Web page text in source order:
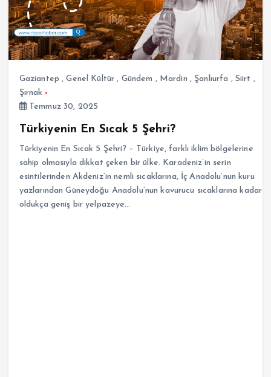
Gaziantep ,Genel Kültür , Gündem , Mardin , Şanlıurfa , Siirt ,
Şırnak
Temmuz 30, 2025
Türkiyenin En Sıcak 5 Şehri?
Türkiyenin En Sıcak 5 Şehri? – Türkiye, farklı iklim bölgelerine
sahip olmasıyla dikkat çeken bir ülke. Karadeniz’in serin
esintilerinden Akdeniz’in nemli sıcaklarına, İç Anadolu’nun kuru
yazlarından Güneydoğu Anadolu’nun kavurucu sıcaklarına kadar
oldukça geniş bir yelpazeye…